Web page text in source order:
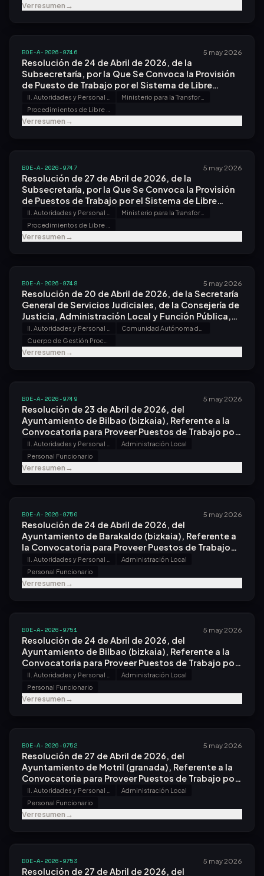
Ver resumen→
BOE-A-2026-9746 5 may 2026
Resolución de 24 de Abril de 2026, de la
Subsecretaría, por la Que Se Convoca la Provisión
de Puesto de Trabajo por el Sistema de Libre
Designación.
Ver resumen→
BOE-A-2026-9747 5 may 2026
Resolución de 27 de Abril de 2026, de la
Subsecretaría, por la Que Se Convoca la Provisión
de Puestos de Trabajo por el Sistema de Libre
Designación.
Ver resumen→
BOE-A-2026-9748 5 may 2026
Resolución de 20 de Abril de 2026, de la Secretaría
General de Servicios Judiciales, de la Consejería de
Justicia, Administración Local y Función Pública,
por la Que Se Convoca Concurso Específico para la
Provisión de Puesto de Trabajo en la Oficina Fiscal
de la Comunidad Autónoma de Andalucía.
Ver resumen→
BOE-A-2026-9749 5 may 2026
Resolución de 23 de Abril de 2026, del
Ayuntamiento de Bilbao (bizkaia), Referente a la
Convocatoria para Proveer Puestos de Trabajo por
el Sistema de Concurso.Administración Local
Personal Funcionario
Ver resumen→
BOE-A-2026-9750 5 may 2026
Resolución de 24 de Abril de 2026, del
Ayuntamiento de Barakaldo (bizkaia), Referente a
la Convocatoria para Proveer Puestos de Trabajo
por el Sistema de Concurso.Administración Local
Personal Funcionario
Ver resumen→
BOE-A-2026-9751 5 may 2026
Resolución de 24 de Abril de 2026, del
Ayuntamiento de Bilbao (bizkaia), Referente a la
Convocatoria para Proveer Puestos de Trabajo por
el Sistema de Concurso.Administración Local
Personal Funcionario
Ver resumen→
BOE-A-2026-9752 5 may 2026
Resolución de 27 de Abril de 2026, del
Ayuntamiento de Motril (granada), Referente a la
Convocatoria para Proveer Puestos de Trabajo por
el Sistema de Concurso.Administración Local
Personal Funcionario
Ver resumen→
BOE-A-2026-9753 5 may 2026
Resolución de 27 de Abril de 2026, del